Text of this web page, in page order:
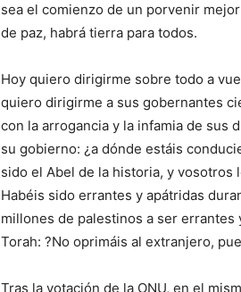
sea el comienzo de un porvenir
de paz, habrá tierra para todos.
Hoy quiero dirigirme sobre todo a
quiero dirigirme a sus gobernantes
con la arrogancia y la infamia de sus
su gobierno: ¿a dónde estáis
sido el Abel de la historia, y
Habéis sido errantes y apátridas
millones de palestinos a ser
Torah: ?No oprimáis al extranjero,
Tras la votación de la ONU, en el